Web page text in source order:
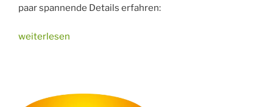
paar spannende Details erfahren:
„Hornissennest
weiterlesen